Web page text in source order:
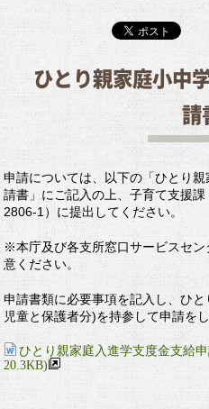
ひとり親家庭小中
請
申請については、以下の「ひとり
請書」にご記入の上、子育て支援
2806-1）に提出してください。
※本庁及び各支所窓口サービスセ
意ください。
申請書類に必要事項を記入し、ひ
児童と保護者分)を持参して申請を
ひとり親家庭入進学支度金支給
20.3KB)